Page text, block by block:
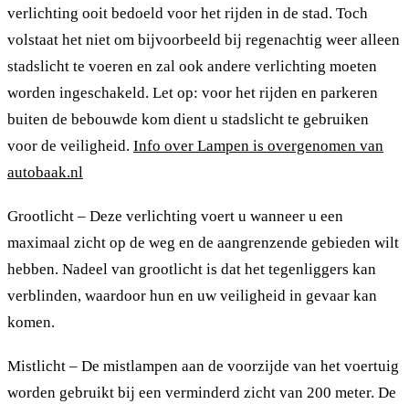
verlichting ooit bedoeld voor het rijden in de stad. Toch
volstaat het niet om bijvoorbeeld bij regenachtig weer alleen
stadslicht te voeren en zal ook andere verlichting moeten
worden ingeschakeld. Let op: voor het rijden en parkeren
buiten de bebouwde kom dient u stadslicht te gebruiken
voor de veiligheid. Info over Lampen is overgenomen van
autobaak.nl
Grootlicht – Deze verlichting voert u wanneer u een
maximaal zicht op de weg en de aangrenzende gebieden wilt
hebben. Nadeel van grootlicht is dat het tegenliggers kan
verblinden, waardoor hun en uw veiligheid in gevaar kan
komen.
Mistlicht – De mistlampen aan de voorzijde van het voertuig
worden gebruikt bij een verminderd zicht van 200 meter. De